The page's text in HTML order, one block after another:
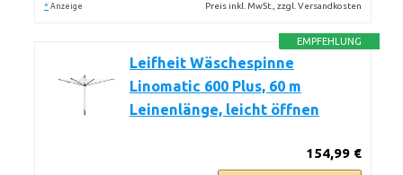
* Anzeige Preis inkl. MwSt., zzgl. Versandkosten
EMPFEHLUNG
Leifheit Wäschespinne
Linomatic 600 Plus, 60 m
Leinenlänge, leicht öffnen
154,99 €